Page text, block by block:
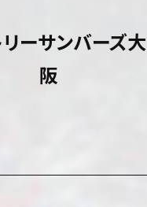
ーサンバーズ大
阪